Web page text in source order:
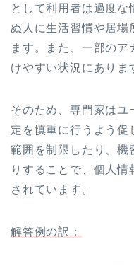
として利用者は過度な
ぬ人に生活習慣や居場
ます。また、一部の
けやすい状況にありま
そのため、専門家はユ
定を慎重に行うよう促
範囲を制限したり、機
りすることで、個人情
されています。
解答例の訳：